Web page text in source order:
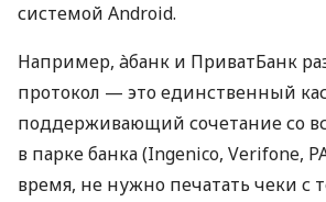
системой Android.
Например, àбанк и ПриватБанк
протокол — это единственный
поддерживающий сочетание со
в парке банка (Ingenico, Verifone,
время, не нужно печатать чеки с